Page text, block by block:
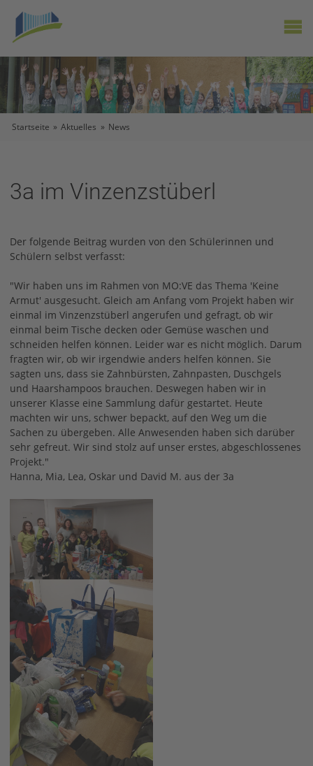
X
Startseite » Aktuelles » News
3a im Vinzenzstüberl
Der folgende Beitrag wurden von den Schülerinnen und
Schülern selbst verfasst:
"Wir haben uns im Rahmen von MO:VE das Thema 'Keine
Armut' ausgesucht. Gleich am Anfang vom Projekt haben wir
einmal im Vinzenzstüberl angerufen und gefragt, ob wir
einmal beim Tische decken oder Gemüse waschen und
schneiden helfen können. Leider war es nicht möglich. Darum
fragten wir, ob wir irgendwie anders helfen können. Sie
sagten uns, dass sie Zahnbürsten, Zahnpasten, Duschgels
und Haarshampoos brauchen. Deswegen haben wir in
unserer Klasse eine Sammlung dafür gestartet. Heute
machten wir uns, schwer bepackt, auf den Weg um die
Sachen zu übergeben. Alle Anwesenden haben sich darüber
sehr gefreut. Wir sind stolz auf unser erstes, abgeschlossenes
Projekt."
Hanna, Mia, Lea, Oskar und David M. aus der 3a